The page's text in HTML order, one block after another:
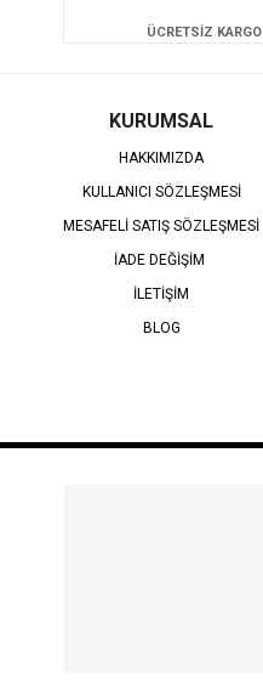
ÜCRETSİZ KARGO
KURUMSAL
HAKKIMIZDA
KULLANICI SÖZLEŞMESİ
MESAFELİ SATIŞ SÖZLEŞMESİ
İADE DEĞİŞİM
İLETİŞİM
BLOG